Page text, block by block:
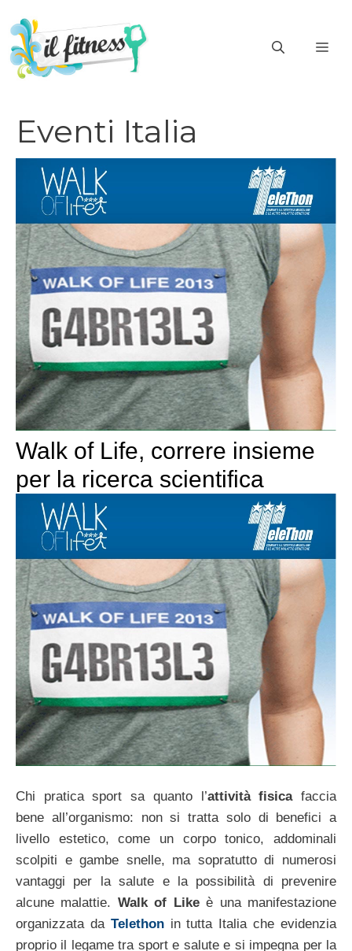
contenuto
Eventi Italia
Walk of Life, correre insieme
per la ricerca scientifica
Chi pratica sport sa quanto l’attività fisicafaccia
bene all’organismo: non si tratta solo di benefici a
livello estetico, come un corpo tonico, addominali
scolpiti e gambe snelle, ma sopratutto di numerosi
vantaggi per la salute e la possibilità di prevenire
alcune malattie. Walk of Likeè una manifestazione
organizzata da Telethonin tutta Italia che evidenzia
proprio il legame tra sport e salute e si impegna per la